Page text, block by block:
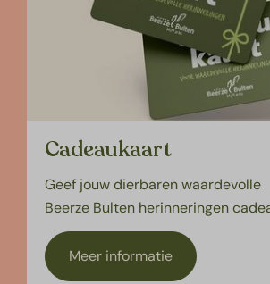
Cadeaukaart
Geef jouw dierbaren waardevolle
Beerze Bulten herinneringen
Meer informatie